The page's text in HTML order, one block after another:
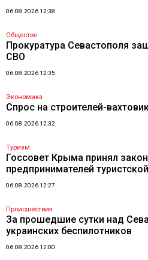
06.08.2026 12:38
Общество
Прокуратура Севастополя
СВО
06.08.2026 12:35
Экономика
Спрос на строителей-
06.08.2026 12:32
Туризм
Госсовет Крыма принял
предпринимателей
06.08.2026 12:27
Происшествия
За прошедшие сутки над
украинских беспилотников
06.08.2026 12:00